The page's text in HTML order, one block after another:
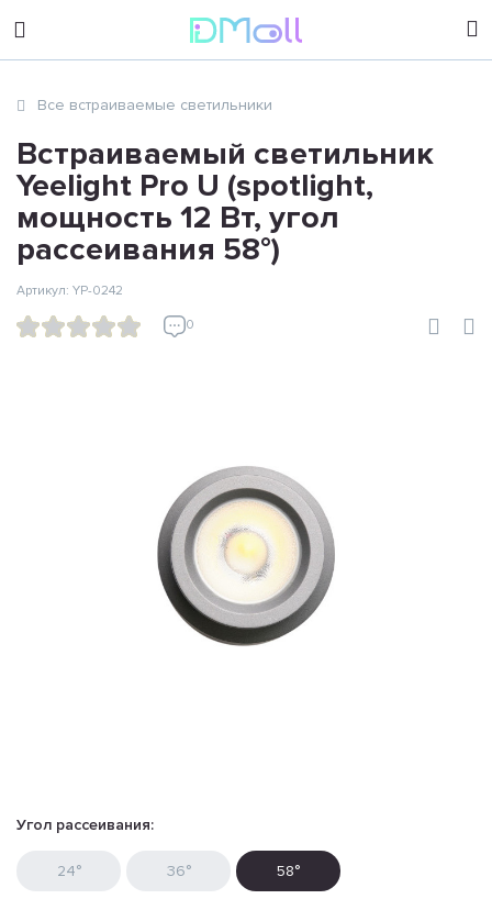
sales@dimoll.ru
Все встраиваемые светильники
Встраиваемый светильник
Yeelight Pro U (spotlight,
мощность 12 Вт, угол
рассеивания 58°)
0
Артикул: YP-0242
Угол рассеивания:
24° 36° 58°